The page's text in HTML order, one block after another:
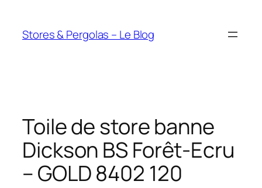
contenu
Stores & Pergolas – Le Blog
Toile de store banne
Dickson BS Forêt-Ecru
– GOLD 8402 120